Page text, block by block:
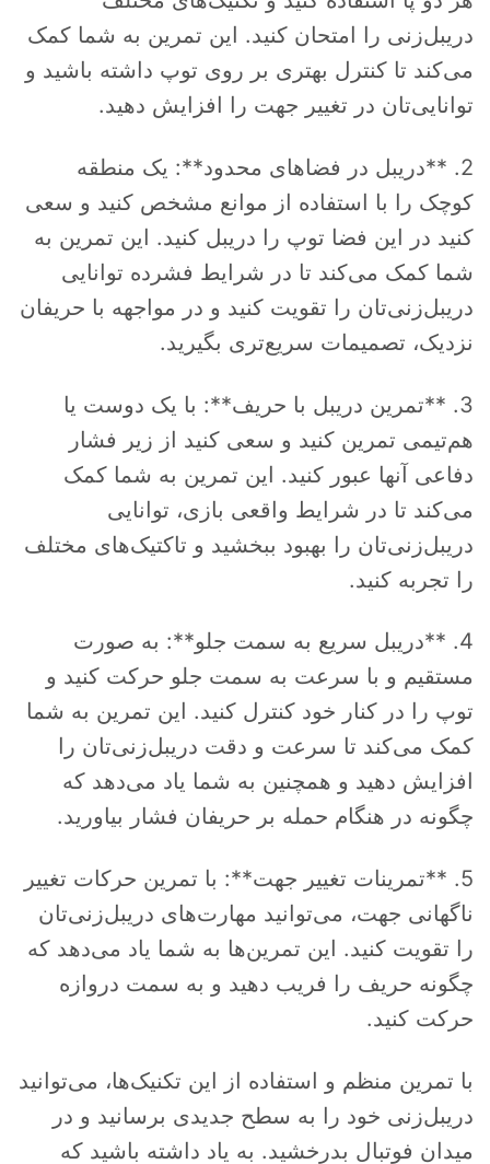
دریبل‌زنی را امتحان کنید. این تمرین به شما کمک
می‌کند تا کنترل بهتری بر روی توپ داشته باشید و
توانایی‌تان در تغییر جهت را افزایش دهید.
2. **دریبل در فضاهای محدود**: یک منطقه
کوچک را با استفاده از موانع مشخص کنید و سعی
کنید در این فضا توپ را دریبل کنید. این تمرین به
شما کمک می‌کند تا در شرایط فشرده توانایی
دریبل‌زنی‌تان را تقویت کنید و در مواجهه با حریفان
نزدیک، تصمیمات سریع‌تری بگیرید.
3. **تمرین دریبل با حریف**: با یک دوست یا
هم‌تیمی تمرین کنید و سعی کنید از زیر فشار
دفاعی آنها عبور کنید. این تمرین به شما کمک
می‌کند تا در شرایط واقعی بازی، توانایی
دریبل‌زنی‌تان را بهبود ببخشید و تاکتیک‌های مختلف
را تجربه کنید.
4. **دریبل سریع به سمت جلو**: به صورت
مستقیم و با سرعت به سمت جلو حرکت کنید و
توپ را در کنار خود کنترل کنید. این تمرین به شما
کمک می‌کند تا سرعت و دقت دریبل‌زنی‌تان را
افزایش دهید و همچنین به شما یاد می‌دهد که
چگونه در هنگام حمله بر حریفان فشار بیاورید.
5. **تمرینات تغییر جهت**: با تمرین حرکات تغییر
ناگهانی جهت، می‌توانید مهارت‌های دریبل‌زنی‌تان
را تقویت کنید. این تمرین‌ها به شما یاد می‌دهد که
چگونه حریف را فریب دهید و به سمت دروازه
حرکت کنید.
با تمرین منظم و استفاده از این تکنیک‌ها، می‌توانید
دریبل‌زنی خود را به سطح جدیدی برسانید و در
میدان فوتبال بدرخشید. به یاد داشته باشید که